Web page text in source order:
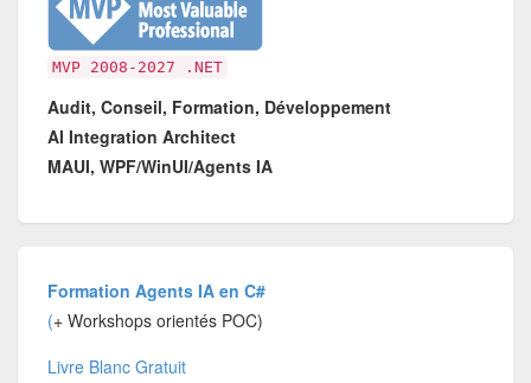
MVP 2008-2027 .NET
Audit, Conseil, Formation, Développement
AI Integration Architect
MAUI, WPF/WinUI/Agents IA
Formation Agents IA en C#
(+ Workshops orientés POC)
Livre Blanc Gratuit